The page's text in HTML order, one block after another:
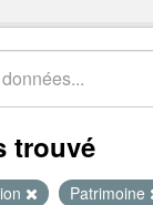
trouvé
Patrimoine